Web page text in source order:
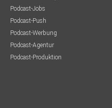
Podcast-Jobs
Podcast-Push
Podcast-Werbung
Podcast-Agentur
Podcast-Produktion